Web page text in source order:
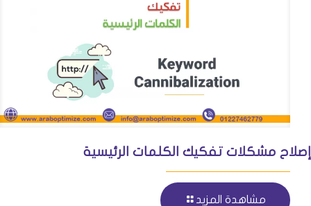
إصلاح مشكلات تفكيك الكلمات الرئيسية
مشاهدة المزيد